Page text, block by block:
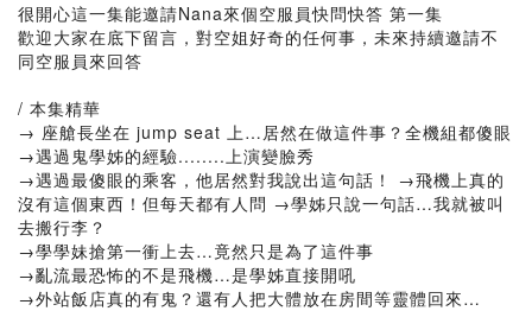
很開心這一集能邀請Nana來個空服員快問快答 第一集
歡迎大家在底下留言，對空姐好奇的任何事，未來持續邀請不
同空服員來回答
/ 本集精華
→ 座艙長坐在 jump seat 上…居然在做這件事？全機組都傻眼
→遇過鬼學姊的經驗........上演變臉秀
→遇過最傻眼的乘客，他居然對我說出這句話！ →飛機上真的
沒有這個東西！但每天都有人問 →學姊只說一句話…我就被叫
去搬行李？
→學學妹搶第一衝上去…竟然只是為了這件事
→亂流最恐怖的不是飛機…是學姊直接開吼
→外站飯店真的有鬼？還有人把大體放在房間等靈體回來…